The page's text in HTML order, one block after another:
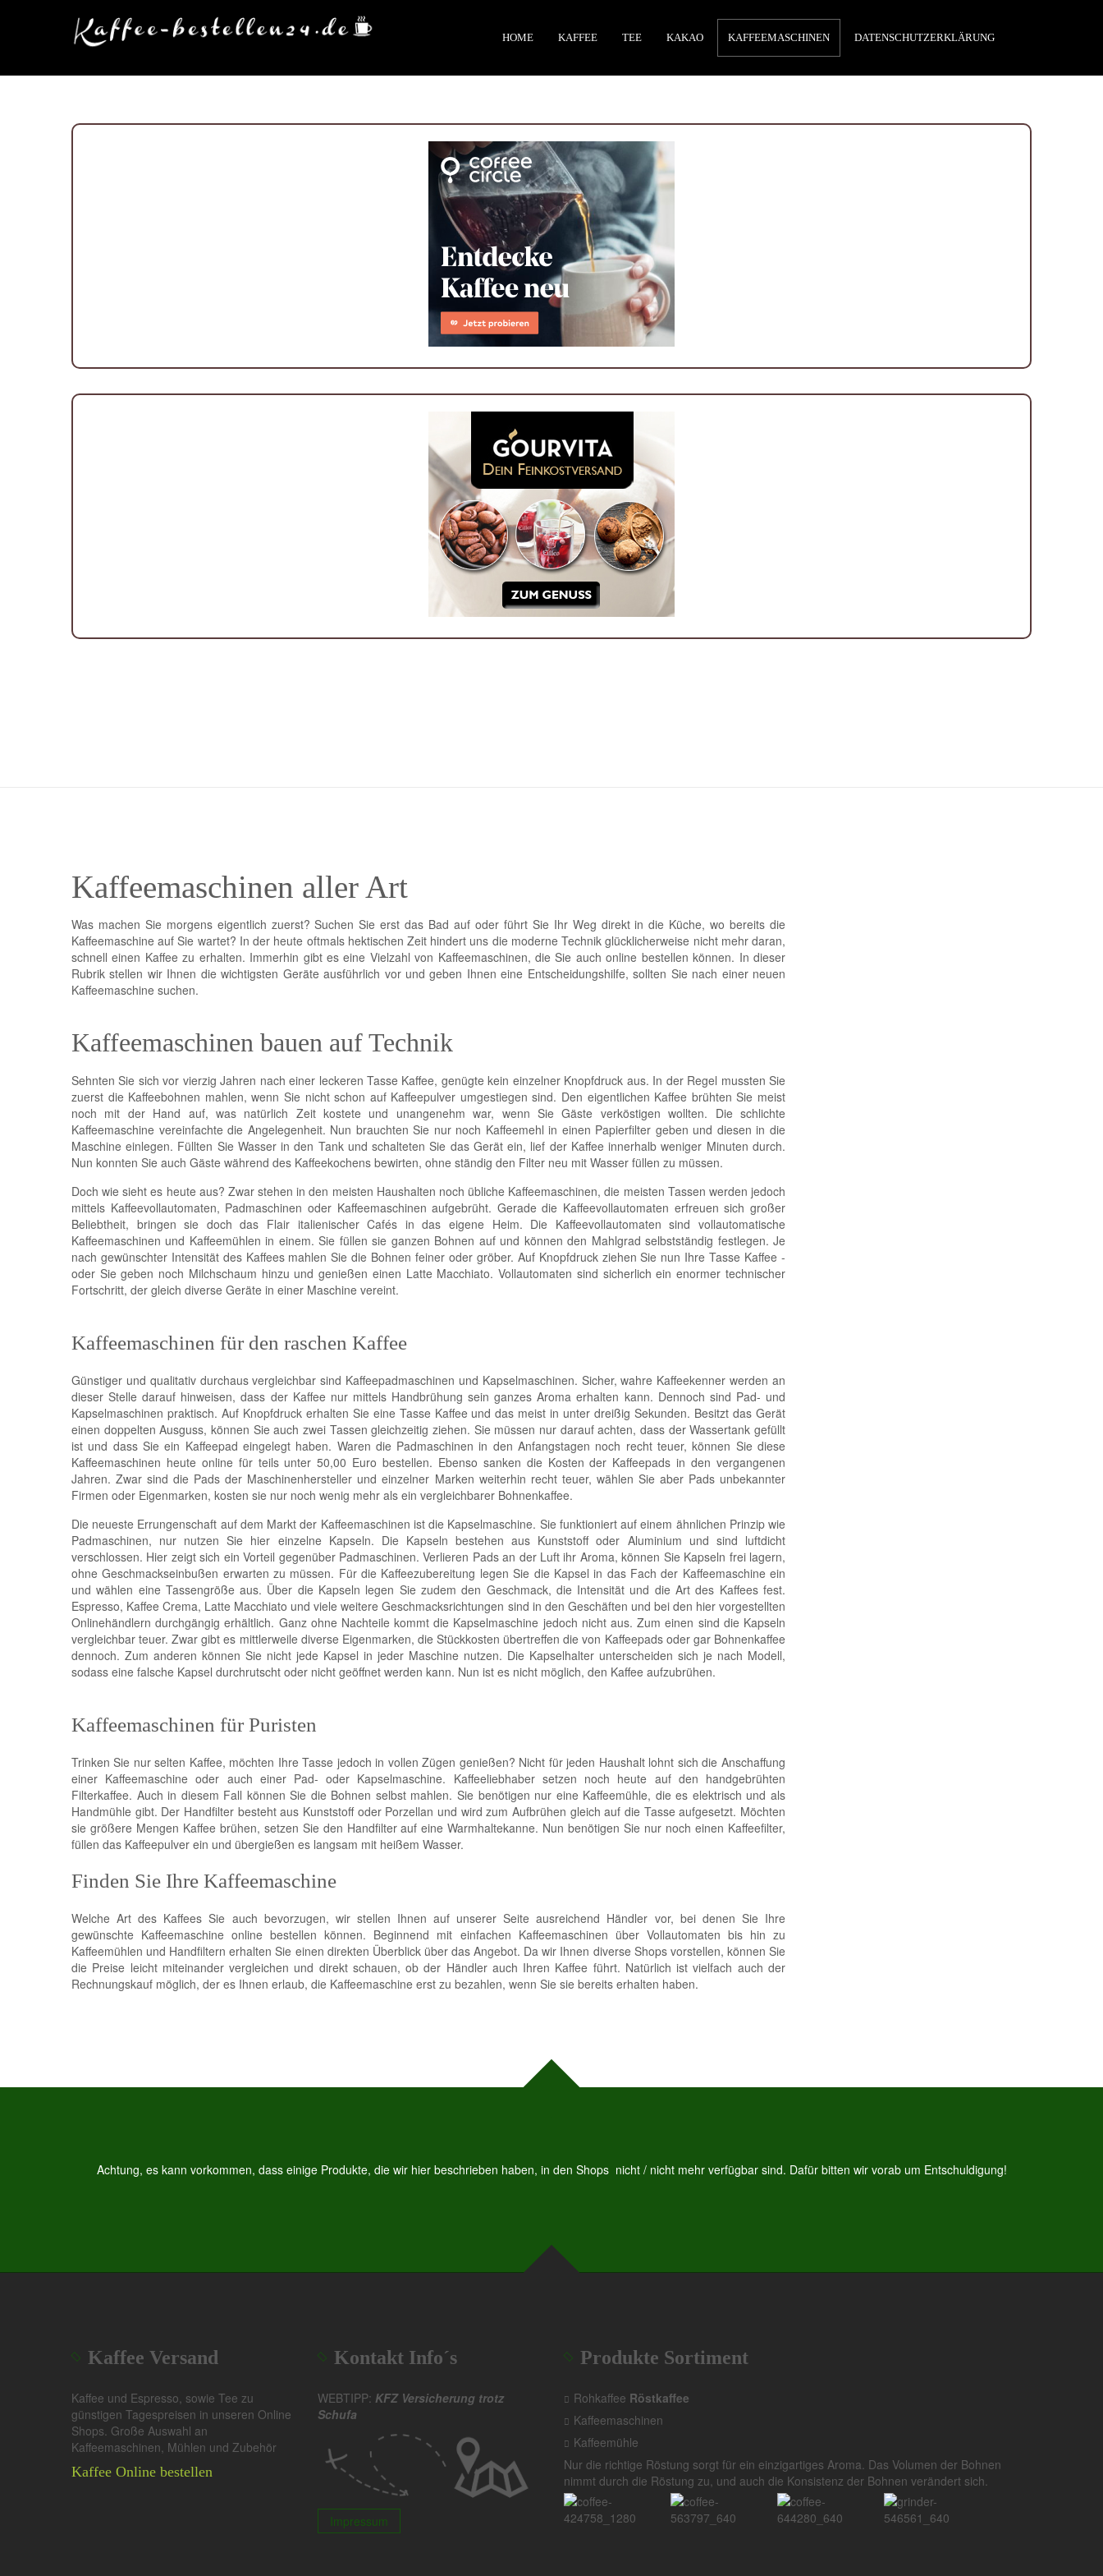
HOME KAFFEE TEE KAKAO KAFFEEMASCHINEN DATENSCHUTZERKLÄRUNG
Kaffeemaschinen aller Art
Was machen Sie morgens eigentlich zuerst? Suchen Sie erst das Bad auf oder führt Sie Ihr Weg direkt in die Küche, wo bereits die
Kaffeemaschine auf Sie wartet? In der heute oftmals hektischen Zeit hindert uns die moderne Technik glücklicherweise nicht mehr daran,
schnell einen Kaffee zu erhalten. Immerhin gibt es eine Vielzahl von Kaffeemaschinen, die Sie auch online bestellen können. In dieser
Rubrik stellen wir Ihnen die wichtigsten Geräte ausführlich vor und geben Ihnen eine Entscheidungshilfe, sollten Sie nach einer neuen
Kaffeemaschine suchen.
Kaffeemaschinen bauen auf Technik
Sehnten Sie sich vor vierzig Jahren nach einer leckeren Tasse Kaffee, genügte kein einzelner Knopfdruck aus. In der Regel mussten Sie
zuerst die Kaffeebohnen mahlen, wenn Sie nicht schon auf Kaffeepulver umgestiegen sind. Den eigentlichen Kaffee brühten Sie meist
noch mit der Hand auf, was natürlich Zeit kostete und unangenehm war, wenn Sie Gäste verköstigen wollten. Die schlichte
Kaffeemaschine vereinfachte die Angelegenheit. Nun brauchten Sie nur noch Kaffeemehl in einen Papierfilter geben und diesen in die
Maschine einlegen. Füllten Sie Wasser in den Tank und schalteten Sie das Gerät ein, lief der Kaffee innerhalb weniger Minuten durch.
Nun konnten Sie auch Gäste während des Kaffeekochens bewirten, ohne ständig den Filter neu mit Wasser füllen zu müssen.
Doch wie sieht es heute aus? Zwar stehen in den meisten Haushalten noch übliche Kaffeemaschinen, die meisten Tassen werden jedoch
mittels Kaffeevollautomaten, Padmaschinen oder Kaffeemaschinen aufgebrüht. Gerade die Kaffeevollautomaten erfreuen sich großer
Beliebtheit, bringen sie doch das Flair italienischer Cafés in das eigene Heim. Die Kaffeevollautomaten sind vollautomatische
Kaffeemaschinen und Kaffeemühlen in einem. Sie füllen sie ganzen Bohnen auf und können den Mahlgrad selbstständig festlegen. Je
nach gewünschter Intensität des Kaffees mahlen Sie die Bohnen feiner oder gröber. Auf Knopfdruck ziehen Sie nun Ihre Tasse Kaffee -
oder Sie geben noch Milchschaum hinzu und genießen einen Latte Macchiato. Vollautomaten sind sicherlich ein enormer technischer
Fortschritt, der gleich diverse Geräte in einer Maschine vereint.
Kaffeemaschinen für den raschen Kaffee
Günstiger und qualitativ durchaus vergleichbar sind Kaffeepadmaschinen und Kapselmaschinen. Sicher, wahre Kaffeekenner werden an
dieser Stelle darauf hinweisen, dass der Kaffee nur mittels Handbrühung sein ganzes Aroma erhalten kann. Dennoch sind Pad- und
Kapselmaschinen praktisch. Auf Knopfdruck erhalten Sie eine Tasse Kaffee und das meist in unter dreißig Sekunden. Besitzt das Gerät
einen doppelten Ausguss, können Sie auch zwei Tassen gleichzeitig ziehen. Sie müssen nur darauf achten, dass der Wassertank gefüllt
ist und dass Sie ein Kaffeepad eingelegt haben. Waren die Padmaschinen in den Anfangstagen noch recht teuer, können Sie diese
Kaffeemaschinen heute online für teils unter 50,00 Euro bestellen. Ebenso sanken die Kosten der Kaffeepads in den vergangenen
Jahren. Zwar sind die Pads der Maschinenhersteller und einzelner Marken weiterhin recht teuer, wählen Sie aber Pads unbekannter
Firmen oder Eigenmarken, kosten sie nur noch wenig mehr als ein vergleichbarer Bohnenkaffee.
Die neueste Errungenschaft auf dem Markt der Kaffeemaschinen ist die Kapselmaschine. Sie funktioniert auf einem ähnlichen Prinzip wie
Padmaschinen, nur nutzen Sie hier einzelne Kapseln. Die Kapseln bestehen aus Kunststoff oder Aluminium und sind luftdicht
verschlossen. Hier zeigt sich ein Vorteil gegenüber Padmaschinen. Verlieren Pads an der Luft ihr Aroma, können Sie Kapseln frei lagern,
ohne Geschmackseinbußen erwarten zu müssen. Für die Kaffeezubereitung legen Sie die Kapsel in das Fach der Kaffeemaschine ein
und wählen eine Tassengröße aus. Über die Kapseln legen Sie zudem den Geschmack, die Intensität und die Art des Kaffees fest.
Espresso, Kaffee Crema, Latte Macchiato und viele weitere Geschmacksrichtungen sind in den Geschäften und bei den hier vorgestellten
Onlinehändlern durchgängig erhältlich. Ganz ohne Nachteile kommt die Kapselmaschine jedoch nicht aus. Zum einen sind die Kapseln
vergleichbar teuer. Zwar gibt es mittlerweile diverse Eigenmarken, die Stückkosten übertreffen die von Kaffeepads oder gar Bohnenkaffee
dennoch. Zum anderen können Sie nicht jede Kapsel in jeder Maschine nutzen. Die Kapselhalter unterscheiden sich je nach Modell,
sodass eine falsche Kapsel durchrutscht oder nicht geöffnet werden kann. Nun ist es nicht möglich, den Kaffee aufzubrühen.
Kaffeemaschinen für Puristen
Trinken Sie nur selten Kaffee, möchten Ihre Tasse jedoch in vollen Zügen genießen? Nicht für jeden Haushalt lohnt sich die Anschaffung
einer Kaffeemaschine oder auch einer Pad- oder Kapselmaschine. Kaffeeliebhaber setzen noch heute auf den handgebrühten
Filterkaffee. Auch in diesem Fall können Sie die Bohnen selbst mahlen. Sie benötigen nur eine Kaffeemühle, die es elektrisch und als
Handmühle gibt. Der Handfilter besteht aus Kunststoff oder Porzellan und wird zum Aufbrühen gleich auf die Tasse aufgesetzt. Möchten
sie größere Mengen Kaffee brühen, setzen Sie den Handfilter auf eine Warmhaltekanne. Nun benötigen Sie nur noch einen Kaffeefilter,
füllen das Kaffeepulver ein und übergießen es langsam mit heißem Wasser.
Finden Sie Ihre Kaffeemaschine
Welche Art des Kaffees Sie auch bevorzugen, wir stellen Ihnen auf unserer Seite ausreichend Händler vor, bei denen Sie Ihre
gewünschte Kaffeemaschine online bestellen können. Beginnend mit einfachen Kaffeemaschinen über Vollautomaten bis hin zu
Kaffeemühlen und Handfiltern erhalten Sie einen direkten Überblick über das Angebot. Da wir Ihnen diverse Shops vorstellen, können Sie
die Preise leicht miteinander vergleichen und direkt schauen, ob der Händler auch Ihren Kaffee führt. Natürlich ist vielfach auch der
Rechnungskauf möglich, der es Ihnen erlaub, die Kaffeemaschine erst zu bezahlen, wenn Sie sie bereits erhalten haben.
Achtung, es kann vorkommen, dass einige Produkte, die wir hier beschrieben haben, in den Shops nicht / nicht mehr verfügbar sind. Dafür bitten wir vorab um Entschuldigung!
Kaffee Versand
Kaffee und Espresso, sowie Tee zu
günstigen Tagespreisen in unseren Online
Shops. Große Auswahl an
Kaffeemaschinen, Mühlen und Zubehör
Kaffee Online bestellen
Kontakt Info´s
WEBTIPP: KFZ Versicherung trotz
Schufa
Impressum
Produkte Sortiment
Rohkaffee Röstkaffee
Kaffeemaschinen
Kaffeemühle
Nur die richtige Röstung sorgt für ein einzigartiges Aroma. Das Volumen der Bohnen
nimmt durch die Röstung zu, und auch die Konsistenz der Bohnen verändert sich.